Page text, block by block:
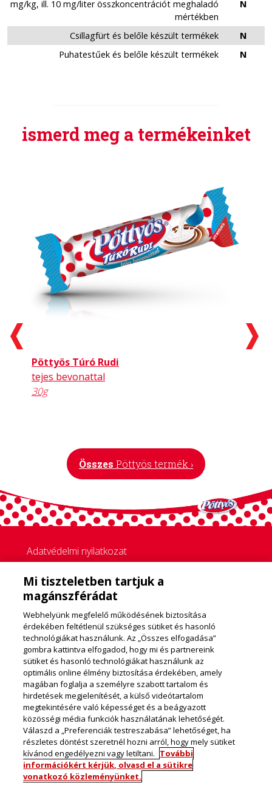
mg/kg, ill. 10 mg/liter összkoncentrációt meghaladó
mértékben
N
Csillagfürt és belőle készült termékek
N
Puhatestűek és belőle készült termékek
N
ismerd meg a termékeinket
Pöttyös Túró Rudi
tejes bevonattal
30g
Összes Pöttyös termék ›
Adatvédelmi nyilatkozat
Cookie Beállítások
Vevőszolgálati adatkezelés
Környezeti politika
KAPCSOLAT
Kérdésed, kérésed, bánatod, óhajod, panaszod van?
Általános észrevételek, márkával és termékeinkkel
kapcsolatos levelek:
vevoszolgalat@frieslandcampina.com
Ingyenesen hívható zöld szám:06 80 180 180
Az oldalon található képek csak illusztrációk.
Mi tiszteletben tartjuk a
magánszférádat
Webhelyünk megfelelő működésének biztosítása
érdekében feltétlenül szükséges sütiket és hasonló
technológiákat használunk. Az „Összes elfogadása”
gombra kattintva elfogadod, hogy mi és partnereink
sütiket és hasonló technológiákat használunk az
optimális online élmény biztosítása érdekében, amely
magában foglalja a személyre szabott tartalom és
hirdetések megjelenítését, a külső videótartalom
megtekintésére való képességet és a beágyazott
közösségi média funkciók használatának lehetőségét.
Válaszd a „Preferenciák testreszabása” lehetőséget, ha
részletes döntést szeretnél hozni arról, hogy mely sütiket
kívánod engedélyezni vagy letiltani. További
információkért kérjük, olvasd el a sütikre
vonatkozó közleményünket.